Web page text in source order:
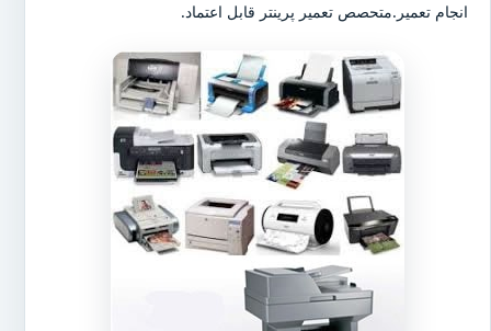
انجام تعمیر.متحصص تعمیر پرینتر قابل اعتماد.